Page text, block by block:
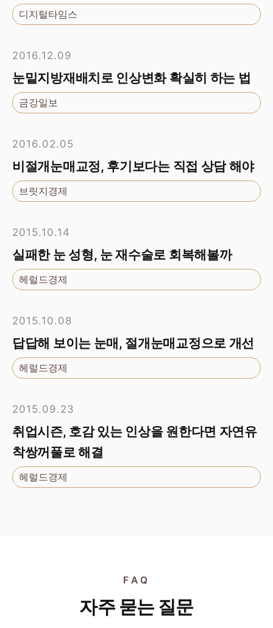
디지털타임스
2016.12.09
눈밑지방재배치로 인상변화 확실히 하는 법
금강일보
2016.02.05
비절개눈매교정, 후기보다는 직접 상담 해야
브릿지경제
2015.10.14
실패한 눈 성형, 눈 재수술로 회복해볼까
헤럴드경제
2015.10.08
답답해 보이는 눈매, 절개눈매교정으로 개선
헤럴드경제
2015.09.23
취업시즌, 호감 있는 인상을 원한다면 자연유
착쌍꺼풀로 해결
헤럴드경제
FAQ
자주 묻는 질문